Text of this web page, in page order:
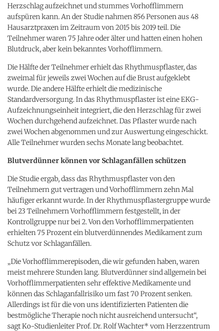
Herzschlag aufzeichnet und stummes Vorhofflimmern
aufspüren kann. An der Studie nahmen 856 Personen aus 48
Hausarztpraxen im Zeitraum von 2015 bis 2019 teil. Die
Teilnehmer waren 75 Jahre oder älter und hatten einen hohen
Blutdruck, aber kein bekanntes Vorhofflimmern.
Die Hälfte der Teilnehmer erhielt das Rhythmuspflaster, das
zweimal für jeweils zwei Wochen auf die Brust aufgeklebt
wurde. Die andere Hälfte erhielt die medizinische
Standardversorgung. In das Rhythmuspflaster ist eine EKG-
Aufzeichnungseinheit integriert, die den Herzschlag für zwei
Wochen durchgehend aufzeichnet. Das Pflaster wurde nach
zwei Wochen abgenommen und zur Auswertung eingeschickt.
Alle Teilnehmer wurden sechs Monate lang beobachtet.
Blutverdünner können vor Schlaganfällen schützen
Die Studie ergab, dass das Rhythmuspflaster von den
Teilnehmern gut vertragen und Vorhofflimmern zehn Mal
häufiger erkannt wurde. In der Rhythmuspflastergruppe wurde
bei 23 Teilnehmern Vorhofflimmern festgestellt, in der
Kontrollgruppe nur bei 2. Von den Vorhofflimmerpatienten
erhielten 75 Prozent ein blutverdünnendes Medikament zum
Schutz vor Schlaganfällen.
„Die Vorhofflimmerepisoden, die wir gefunden haben, waren
meist mehrere Stunden lang. Blutverdünner sind allgemein bei
Vorhofflimmerpatienten sehr effektive Medikamente und
können das Schlaganfallrisiko um fast 70 Prozent senken.
Allerdings ist für die von uns identifizierten Patienten die
bestmögliche Therapie noch nicht ausreichend untersucht“,
sagt Ko-Studienleiter Prof. Dr. Rolf Wachter* vom Herzzentrum